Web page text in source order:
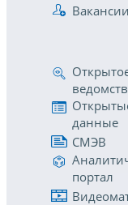
Вакансии
данные
СМЭВ
портал